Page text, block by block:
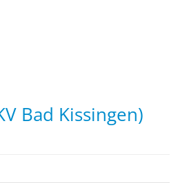
Bad Kissingen)